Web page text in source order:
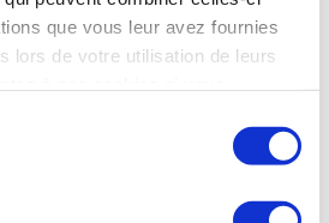
que vous leur avez fournies
lors de votre utilisation de leurs
En savoir +